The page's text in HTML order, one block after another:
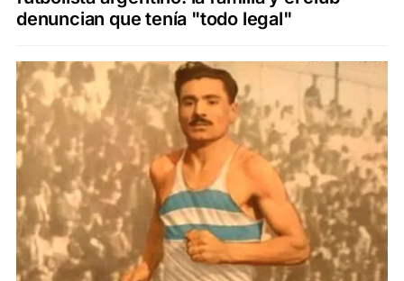
denuncian que tenía "todo legal"